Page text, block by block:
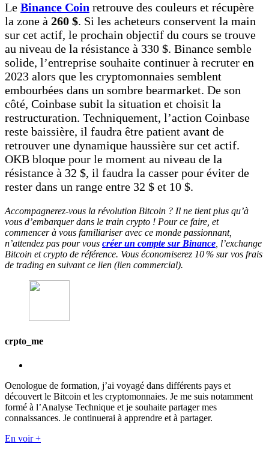
Le Binance Coin retrouve des couleurs et récupère
la zone à 260 $. Si les acheteurs conservent la main
sur cet actif, le prochain objectif du cours se trouve
au niveau de la résistance à 330 $. Binance semble
solide, l’entreprise souhaite continuer à recruter en
2023 alors que les cryptomonnaies semblent
embourbées dans un sombre bearmarket. De son
côté, Coinbase subit la situation et choisit la
restructuration. Techniquement, l’action Coinbase
reste baissière, il faudra être patient avant de
retrouver une dynamique haussière sur cet actif.
OKB bloque pour le moment au niveau de la
résistance à 32 $, il faudra la casser pour éviter de
rester dans un range entre 32 $ et 10 $.
Accompagnerez-vous la révolution Bitcoin ? Il ne tient plus qu’à
vous d’embarquer dans le train crypto ! Pour ce faire, et
commencer à vous familiariser avec ce monde passionnant,
n’attendez pas pour vous créer un compte sur Binance , l’exchange
Bitcoin et crypto de référence. Vous économiserez 10 % sur vos frais
de trading en suivant ce lien (lien commercial).
crpto_me
Oenologue de formation, j’ai voyagé dans différents pays et
découvert le Bitcoin et les cryptomonnaies. Je me suis notamment
formé à l’Analyse Technique et je souhaite partager mes
connaissances. Je continuerai à apprendre et à partager.
En voir +